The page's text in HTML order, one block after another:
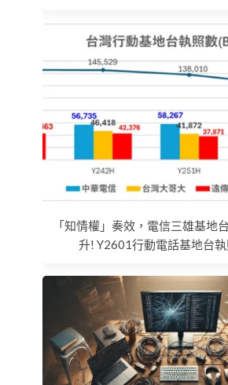
「知情權」奏效，電信三雄基地
升! Y2601行動電話基地台